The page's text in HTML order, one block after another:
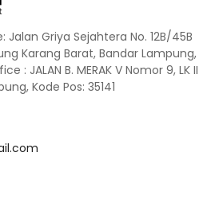
Griya Sejahtera No. 12B/45B
Karang Barat, Bandar Lampung,
: JALAN B. MERAK V Nomor 9, LK II
Kode Pos: 35141